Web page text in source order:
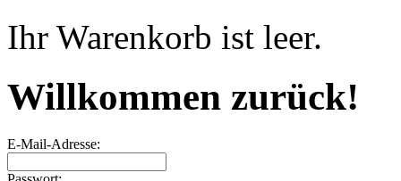
Ihr Warenkorb ist leer.
Willkommen zurück!
E-Mail-Adresse: